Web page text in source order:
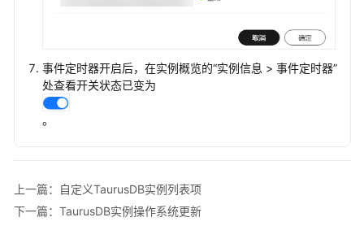
管
理
实
总
事件定时器开启后，在实例概览的“实例信息 > 事件定时器”
处查看开关状态已变为
。
上一篇：自定义TaurusDB实例列表项
下一篇：TaurusDB实例操作系统更新